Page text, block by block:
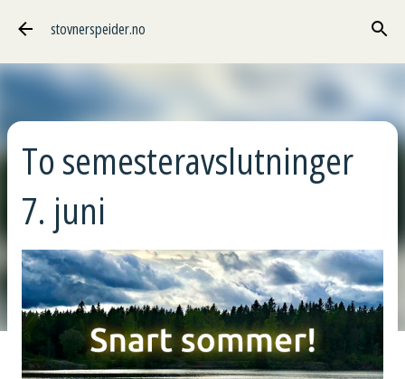
Gå til hovedinnhold
stovnerspeider.no
To semesteravslutninger
7. juni